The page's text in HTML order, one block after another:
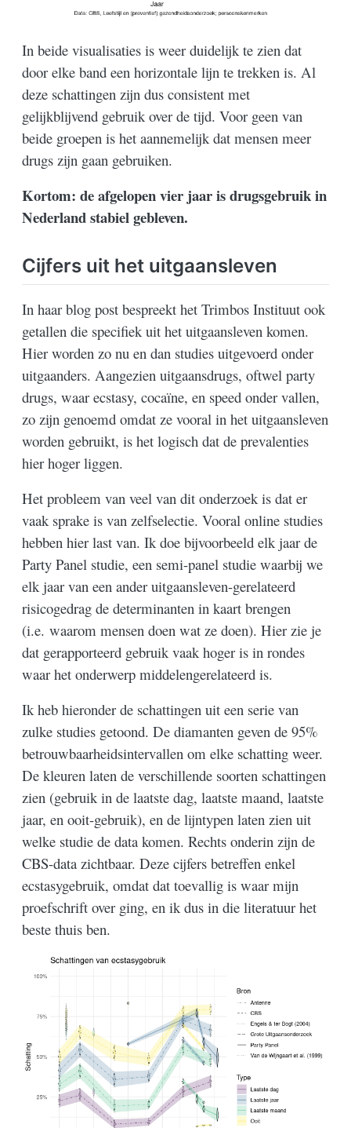
In beide visualisaties is weer duidelijk te zien dat
door elke band een horizontale lijn te trekken is. Al
deze schattingen zijn dus consistent met
gelijkblijvend gebruik over de tijd. Voor geen van
beide groepen is het aannemelijk dat mensen meer
drugs zijn gaan gebruiken.
Kortom: de afgelopen vier jaar is drugsgebruik in
Nederland stabiel gebleven.
Cijfers uit het uitgaansleven
In haar blog post bespreekt het Trimbos Instituut ook
getallen die specifiek uit het uitgaansleven komen.
Hier worden zo nu en dan studies uitgevoerd onder
uitgaanders. Aangezien uitgaansdrugs, oftwel party
drugs, waar ecstasy, cocaïne, en speed onder vallen,
zo zijn genoemd omdat ze vooral in het uitgaansleven
worden gebruikt, is het logisch dat de prevalenties
hier hoger liggen.
Het probleem van veel van dit onderzoek is dat er
vaak sprake is van zelfselectie. Vooral online studies
hebben hier last van. Ik doe bijvoorbeeld elk jaar de
Party Panel studie, een semi-panel studie waarbij we
elk jaar van een ander uitgaansleven-gerelateerd
risicogedrag de determinanten in kaart brengen
(i.e. waarom mensen doen wat ze doen). Hier zie je
dat gerapporteerd gebruik vaak hoger is in rondes
waar het onderwerp middelengerelateerd is.
Ik heb hieronder de schattingen uit een serie van
zulke studies getoond. De diamanten geven de 95%
betrouwbaarheidsintervallen om elke schatting weer.
De kleuren laten de verschillende soorten schattingen
zien (gebruik in de laatste dag, laatste maand, laatste
jaar, en ooit-gebruik), en de lijntypen laten zien uit
welke studie de data komen. Rechts onderin zijn de
CBS-data zichtbaar. Deze cijfers betreffen enkel
ecstasygebruik, omdat dat toevallig is waar mijn
proefschrift over ging, en ik dus in die literatuur het
beste thuis ben.